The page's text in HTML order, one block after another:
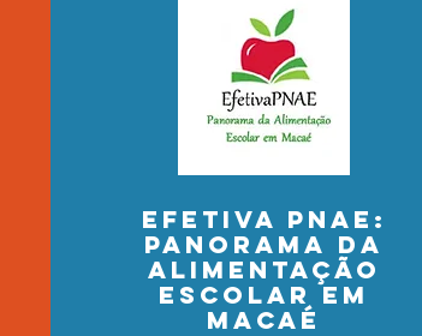
efetiva pnae:
panorama da
alimentação
escolar em
macaé